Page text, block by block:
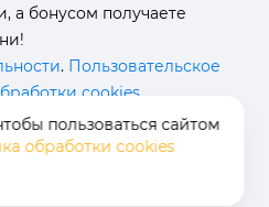
а бонусом получаете
. Пользовательское
cookies
информационных
можно настранице
пользоваться сайтом
обработки cookies